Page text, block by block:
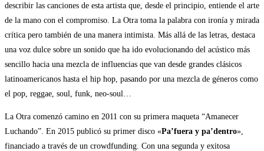
describir las canciones de esta artista que, desde el principio, entiende el arte
de la mano con el compromiso. La Otra toma la palabra con ironía y mirada
crítica pero también de una manera intimista. Más allá de las letras, destaca
una voz dulce sobre un sonido que ha ido evolucionando del acústico más
sencillo hacia una mezcla de influencias que van desde grandes clásicos
latinoamericanos hasta el hip hop, pasando por una mezcla de géneros como
el pop, reggae, soul, funk, neo-soul…
La Otra comenzó camino en 2011 con su primera maqueta “Amanecer
Luchando”. En 2015 publicó su primer disco «Pa’fuera y pa’dentro»,
financiado a través de un crowdfunding. Con una segunda y exitosa